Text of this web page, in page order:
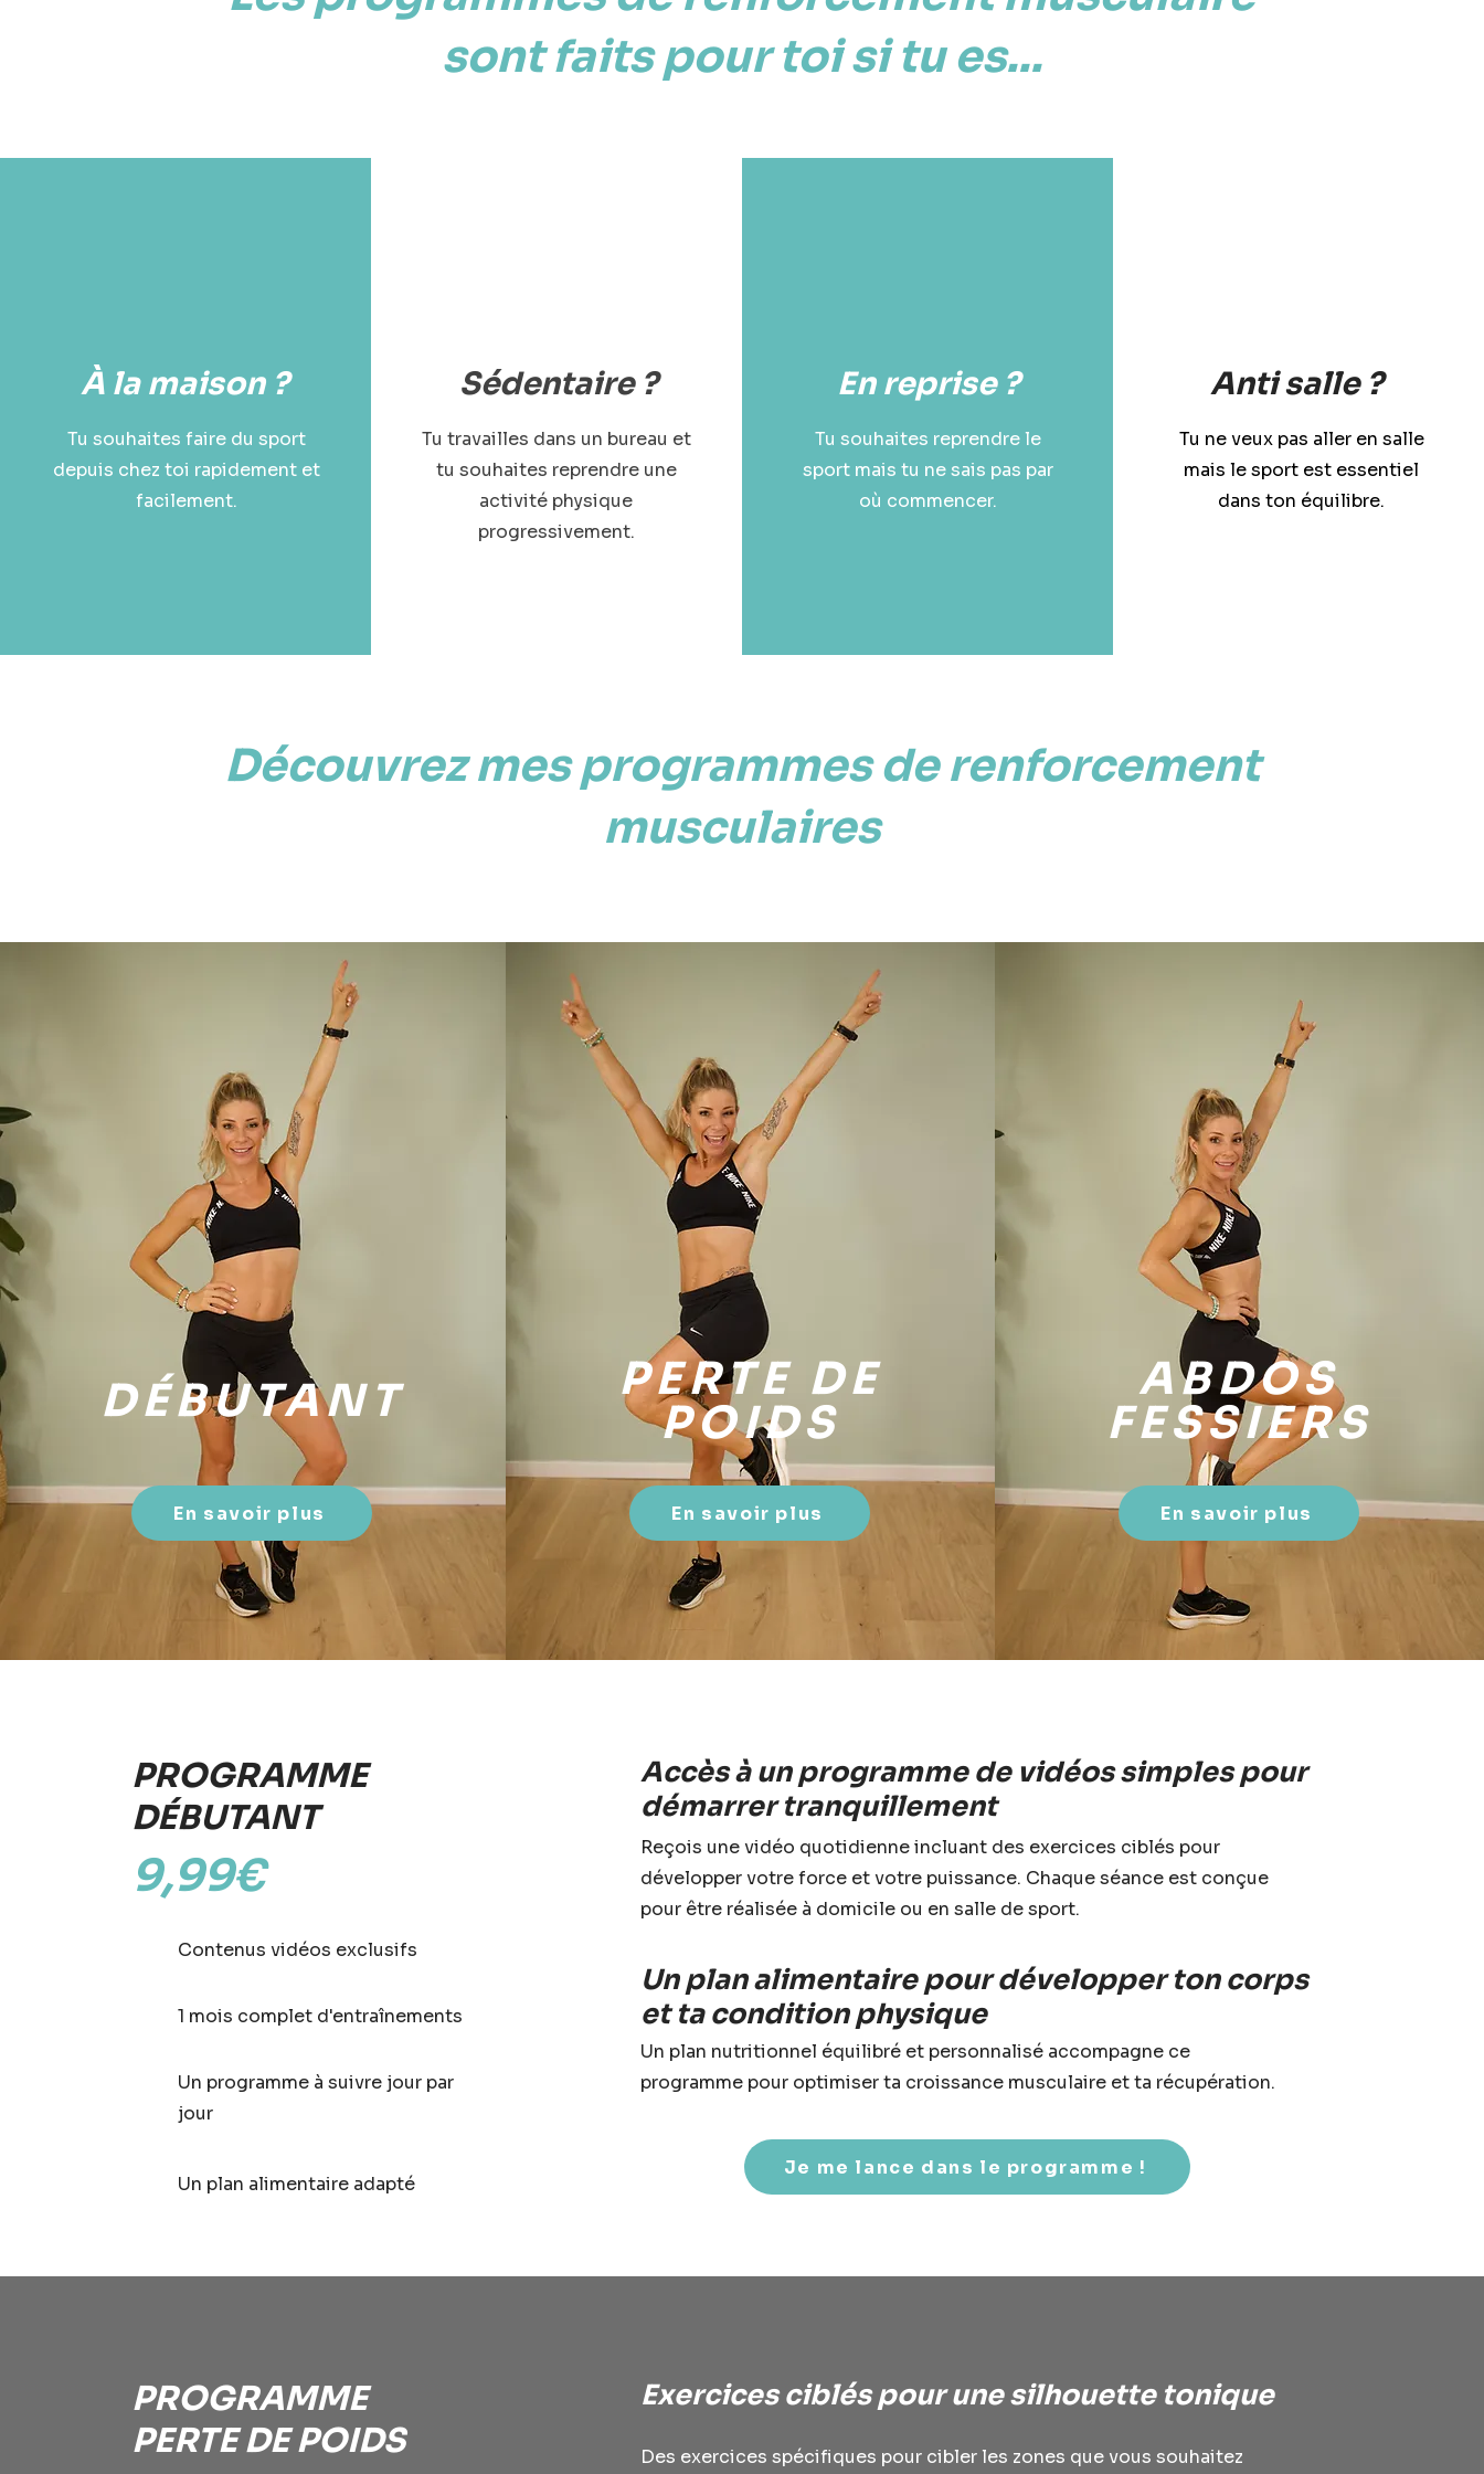
sont faits pour toi si tu es...
À la maison ?
Tu souhaites faire du sport
depuis chez toi rapidement et
facilement.
Sédentaire ?
Tu travailles dans un bureau et
tu souhaites reprendre une
activité physique
progressivement.
En reprise ?
Tu souhaites reprendre le
sport mais tu ne sais pas par
où commencer.
Anti salle ?
Tu ne veux pas aller en salle
mais le sport est essentiel
dans ton équilibre.
Découvrez mes programmes de renforcement
musculaires
DÉBUTANT
En savoir plus
PERTE DE
POIDS
En savoir plus
ABDOS
FESSIERS
En savoir plus
PROGRAMME
DÉBUTANT
9,99€
Contenus vidéos exclusifs
1 mois complet d'entraînements
Un programme à suivre jour par
jour
Un plan alimentaire adapté
Accès à un programme de vidéos simples pour
démarrer tranquillement
Reçois une vidéo quotidienne incluant des exercices ciblés pour
développer votre force et votre puissance. Chaque séance est conçue
pour être réalisée à domicile ou en salle de sport.
Un plan alimentaire pour développer ton corps
et ta condition physique
Un plan nutritionnel équilibré et personnalisé accompagne ce
programme pour optimiser ta croissance musculaire et ta récupération.
Je me lance dans le programme !
PROGRAMME
PERTE DE POIDS
Exercices ciblés pour une silhouette tonique
Des exercices spécifiques pour cibler les zones que vous souhaitez